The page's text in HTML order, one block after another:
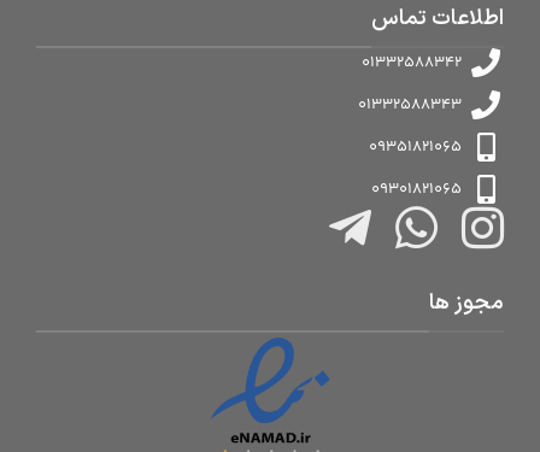
اطلاعات تماس
01332588342
01332588343
09351821065
09301821065
مجوز ها